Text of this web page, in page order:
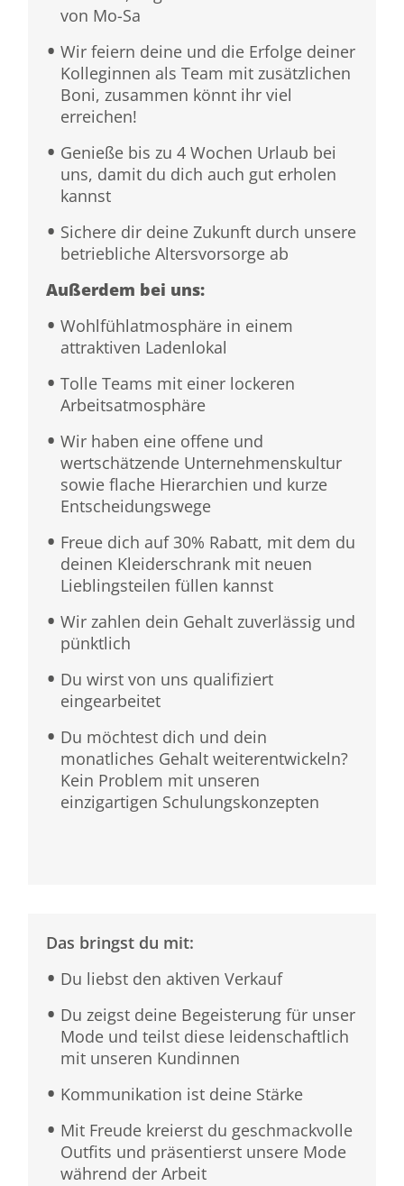
von Mo-Sa
Wir feiern deine und die Erfolge deiner
Kolleginnen als Team mit zusätzlichen
Boni, zusammen könnt ihr viel
erreichen!
Genieße bis zu 4 Wochen Urlaub bei
uns, damit du dich auch gut erholen
kannst
Sichere dir deine Zukunft durch unsere
betriebliche Altersvorsorge ab
Außerdem bei uns:
Wohlfühlatmosphäre in einem
attraktiven Ladenlokal
Tolle Teams mit einer lockeren
Arbeitsatmosphäre
Wir haben eine offene und
wertschätzende Unternehmenskultur
sowie flache Hierarchien und kurze
Entscheidungswege
Freue dich auf 30% Rabatt, mit dem du
deinen Kleiderschrank mit neuen
Lieblingsteilen füllen kannst
Wir zahlen dein Gehalt zuverlässig und
pünktlich
Du wirst von uns qualifiziert
eingearbeitet
Du möchtest dich und dein
monatliches Gehalt weiterentwickeln?
Kein Problem mit unseren
einzigartigen Schulungskonzepten
Das bringst du mit:
Du liebst den aktiven Verkauf
Du zeigst deine Begeisterung für unser
Mode und teilst diese leidenschaftlich
mit unseren Kundinnen
Kommunikation ist deine Stärke
Mit Freude kreierst du geschmackvolle
Outfits und präsentierst unsere Mode
während der Arbeit